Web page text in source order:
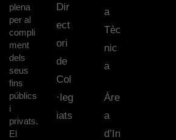
plena
per al
compli
ment
dels
seus
fins
públics
i
privats.
El
Dir
ect
ori
de
Col
·leg
iats
a
Tèc
nic
a
Àre
a
d’In